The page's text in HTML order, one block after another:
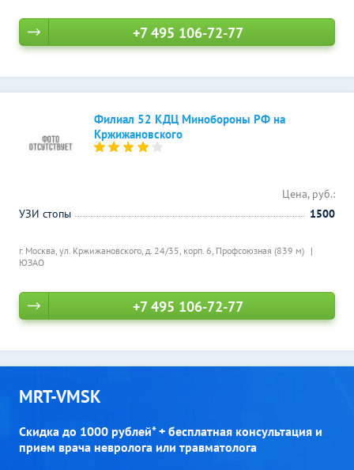
+7 495 106-72-77
Филиал 52 КДЦ Минобороны РФ на
Кржижановского
г. Москва, ул. Кржижановского, д. 24/35, корп. 6, Профсоюзная (839 м)
ЮЗАО
Цена, руб.:
УЗИ стопы
1500
+7 495 106-72-77
MRT-VMSK
Скидка до 1000 рублей* + бесплатная консультация и
прием врача невролога или травматолога